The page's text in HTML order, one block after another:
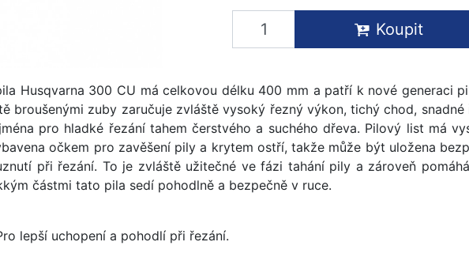
Koupit
Husqvarna 300 CU má celkovou délku 400 mm a patří k nové generaci
broušenými zuby zaručuje zvláště vysoký řezný výkon, tichý chod,
pro hladké řezání tahem čerstvého a suchého dřeva. Pilový list má
očkem pro zavěšení pily a krytem ostří, takže může být uložena
při řezání. To je zvláště užitečné ve fázi tahání pily a zároveň
částmi tato pila sedí pohodlně a bezpečně v ruce.
lepší uchopení a pohodlí při řezání.